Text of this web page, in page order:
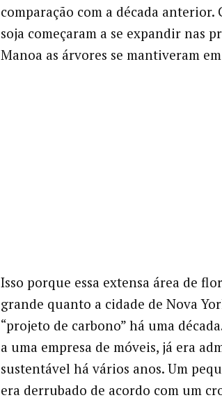
comparação com a década anterior.
soja começaram a se expandir nas
Manoa as árvores se mantiveram
Isso porque essa extensa área de
grande quanto a cidade de Nova
“projeto de carbono” há uma
a uma empresa de móveis, já era
sustentável há vários anos. Um
era derrubado de acordo com um